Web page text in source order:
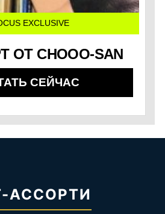
EXCLUSIVE
ОТ CHOOO-SAN
СЕЙЧАС
АССОРТИ